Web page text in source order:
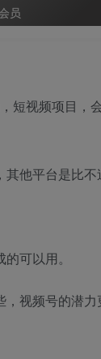
员
短视频项目，
他平台是比不
可以用。
视频号的潜